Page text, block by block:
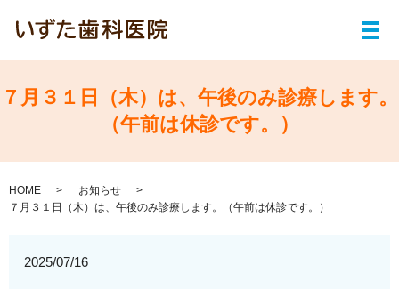
メ
７月３１日（木）は、午後のみ診療します。
（午前は休診です。）
HOME
お知らせ
７月３１日（木）は、午後のみ診療します。（午前は休診です。）
2025/07/16